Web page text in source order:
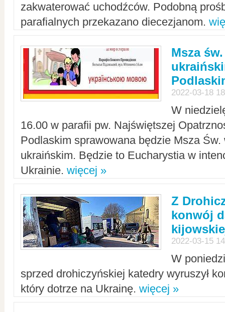
zakwaterować uchodźców. Podobną
parafialnych przekazano diecezjanom.
Msza
2022-03-18
W
16.00 w parafii pw. Najświętszej
Podlaskim sprawowana będzie Msza Św.
ukraińskim. Będzie to Eucharystia w
Ukrainie. więcej »
Z
konwój
2022-03-15
W
sprzed drohiczyńskiej katedry wyruszył
który dotrze na Ukrainę. więcej »